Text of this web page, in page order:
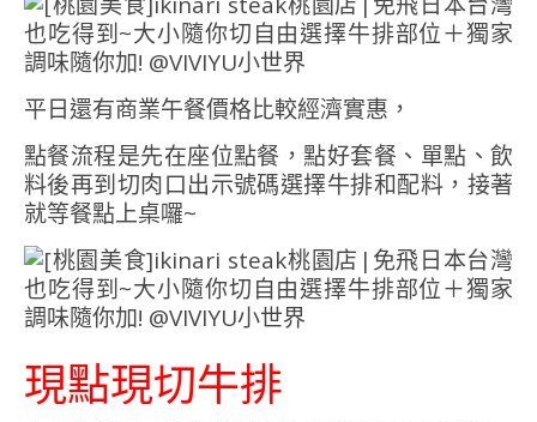
平日還有商業午餐價格比較經濟實惠，
點餐流程是先在座位點餐，點好套餐、單點、飲
料後再到切肉口出示號碼選擇牛排和配料，接著
就等餐點上桌囉~
現點現切牛排